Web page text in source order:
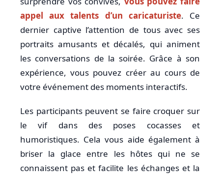
appel aux talents d’un caricaturiste. Ce
dernier captive l’attention de tous avec ses
portraits amusants et décalés, qui animent
les conversations de la soirée. Grâce à son
expérience, vous pouvez créer au cours de
votre événement des moments interactifs.
Les participants peuvent se faire croquer sur
le vif dans des poses cocasses et
humoristiques. Cela vous aide également à
briser la glace entre les hôtes qui ne se
connaissent pas et facilite les échanges et la